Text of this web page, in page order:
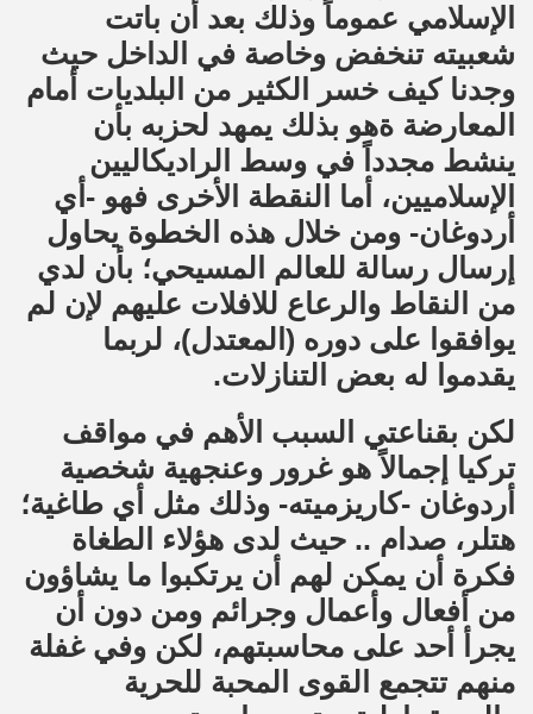
الإسلامي عموماً وذلك بعد أن باتت
شعبيته تنخفض وخاصة في الداخل حيث
وجدنا كيف خسر الكثير من البلديات أمام
المعارضة ةهو بذلك يمهد لحزبه بأن
ينشط مجدداً في وسط الراديكاليين
الإسلاميين، أما النقطة الأخرى فهو -أي
أردوغان- ومن خلال هذه الخطوة يحاول
إرسال رسالة للعالم المسيحي؛ بأن لدي
من النقاط والرعاع للافلات عليهم لإن لم
يوافقوا على دوره (المعتدل)، لربما
يقدموا له بعض التنازلات.
لكن بقناعتي السبب الأهم في مواقف
تركيا إجمالاً هو غرور وعنجهية شخصية
أردوغان -كاريزميته- وذلك مثل أي طاغية؛
هتلر، صدام .. حيث لدى هؤلاء الطغاة
فكرة أن يمكن لهم أن يرتكبوا ما يشاؤون
من أفعال وأعمال وجرائم ومن دون أن
يجرأ أحد على محاسبتهم، لكن وفي غفلة
منهم تتجمع القوى المحبة للحرية